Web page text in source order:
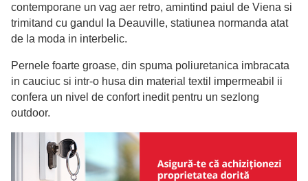
contemporane un vag aer retro, amintind paiul de Viena si
trimitand cu gandul la Deauville, statiunea normanda atat
de la moda in interbelic.
Pernele foarte groase, din spuma poliuretanica imbracata
in cauciuc si intr-o husa din material textil impermeabil ii
confera un nivel de confort inedit pentru un sezlong
outdoor.